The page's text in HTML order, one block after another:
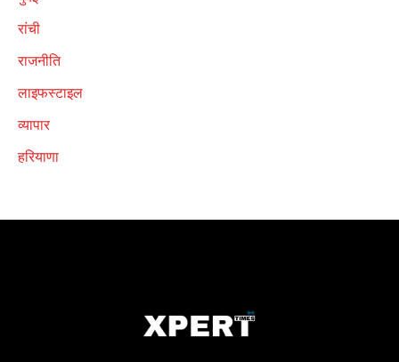
रांची
राजनीति
लाइफस्टाइल
व्यापार
हरियाणा